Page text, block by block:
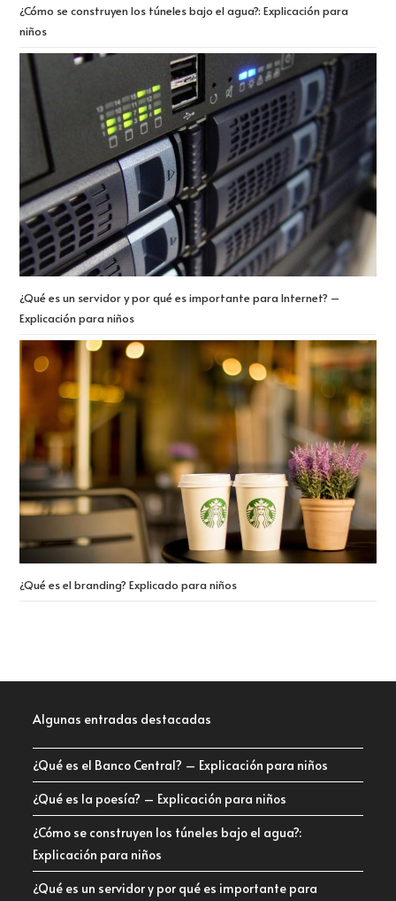
¿Cómo se construyen los túneles bajo el agua?: Explicación para
niños
¿Qué es un servidor y por qué es importante para Internet? –
Explicación para niños
¿Qué es el branding? Explicado para niños
Algunas entradas destacadas
¿Qué es el Banco Central? – Explicación para niños
¿Qué es la poesía? – Explicación para niños
¿Cómo se construyen los túneles bajo el agua?:
Explicación para niños
¿Qué es un servidor y por qué es importante para